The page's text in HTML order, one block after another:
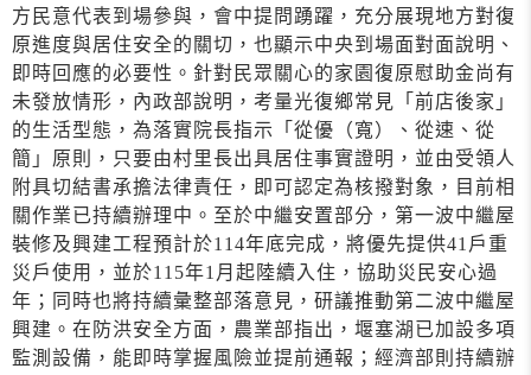
方民意代表到場參與，會中提問踴躍，充分展現地方對復
原進度與居住安全的關切，也顯示中央到場面對面說明、
即時回應的必要性。針對民眾關心的家園復原慰助金尚有
未發放情形，內政部說明，考量光復鄉常見「前店後家」
的生活型態，為落實院長指示「從優（寬）、從速、從
簡」原則，只要由村里長出具居住事實證明，並由受領人
附具切結書承擔法律責任，即可認定為核撥對象，目前相
關作業已持續辦理中。至於中繼安置部分，第一波中繼屋
裝修及興建工程預計於114年底完成，將優先提供41戶重
災戶使用，並於115年1月起陸續入住，協助災民安心過
年；同時也將持續彙整部落意見，研議推動第二波中繼屋
興建。在防洪安全方面，農業部指出，堰塞湖已加設多項
監測設備，能即時掌握風險並提前通報；經濟部則持續辦